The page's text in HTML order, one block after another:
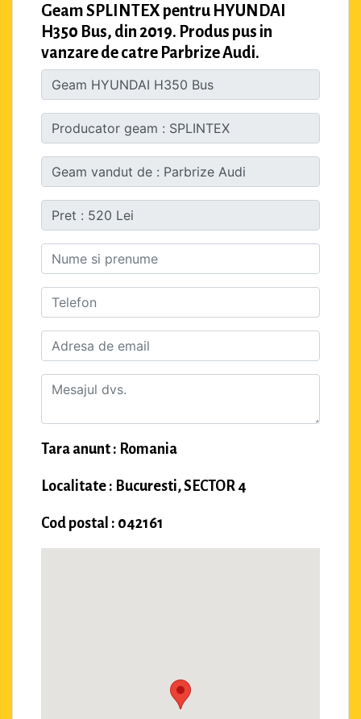
Geam SPLINTEX pentru HYUNDAI
H350 Bus, din 2019. Produs pus in
vanzare de catre Parbrize Audi.
Tara anunt : Romania
Localitate : Bucuresti, SECTOR 4
Cod postal : 042161